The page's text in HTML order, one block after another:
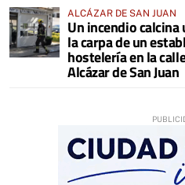
ALCÁZAR DE SAN JUAN
Un incendio calcina
la carpa de un
hostelería en la
Alcázar de San Juan